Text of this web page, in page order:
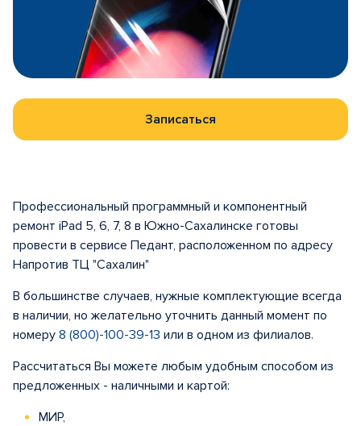
Записаться
Профессиональный программный и компонентный
ремонт iPad 5, 6, 7, 8 в Южно-Сахалинске готовы
провести в сервисе Педант, расположенном по адресу
Напротив ТЦ "Сахалин"
В большинстве случаев, нужные комплектующие всегда
в наличии, но желательно уточнить данный момент по
номеру 8 (800)-100-39-13 или в одном из филиалов.
Рассчитаться Вы можете любым удобным способом из
предложенных - наличными и картой:
МИР,